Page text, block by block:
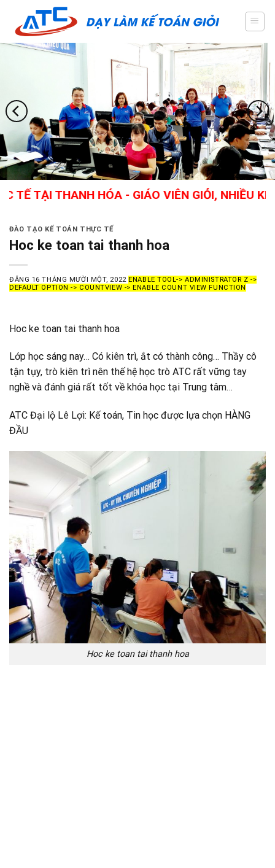
content
THANH HÓA - GIÁO VIÊN GIỎI, NHIỀU KINH
ĐÀO TẠO KẾ TOÁN THỰC TẾ
Hoc ke toan tai thanh hoa
ĐĂNG 16 THÁNG MƯỜI MỘT, 2022 ENABLE TOOL-> ADMINISTRATOR Z ->
DEFAULT OPTION -> COUNTVIEW -> ENABLE COUNT VIEW FUNCTION
Hoc ke toan tai thanh hoa
Lớp học sáng nay… Có kiên trì, ắt có thành công… Thầy cô
tận tụy, trò kiên trì nên thế hệ học trò ATC rất vững tay
nghề và đánh giá rất tốt về khóa học tại Trung tâm…
ATC Đại lộ Lê Lợi: Kế toán, Tin học được lựa chọn HÀNG
ĐẦU
Hoc ke toan tai thanh hoa